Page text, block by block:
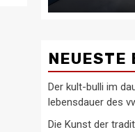
NEUESTE
Der kult-bulli im
lebensdauer des
Die Kunst der